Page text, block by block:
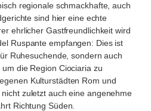
regionale schmackhafte, auch
sind hier eine echte
ehrlicher Gastfreundlichkeit wird
Ruspante empfangen: Dies ist
Ruhesuchende, sondern auch
die Region Ciociaria zu
Kulturstädten Rom und
zuletzt auch eine angenehme
Richtung Süden.